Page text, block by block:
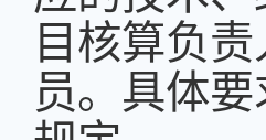
目核算负
员。具体